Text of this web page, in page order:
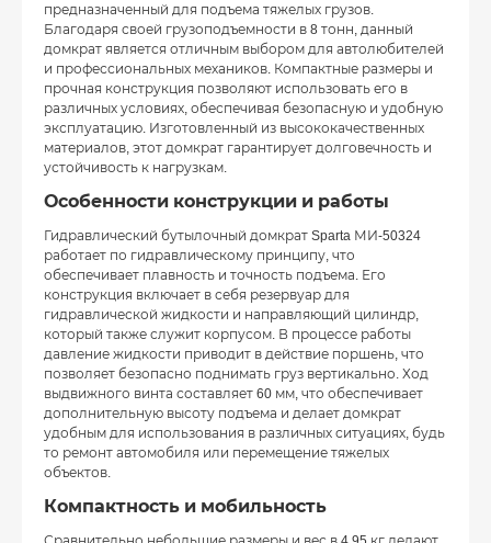
предназначенный для подъема тяжелых грузов.
Благодаря своей грузоподъемности в 8 тонн, данный
домкрат является отличным выбором для автолюбителей
и профессиональных механиков. Компактные размеры и
прочная конструкция позволяют использовать его в
различных условиях, обеспечивая безопасную и удобную
эксплуатацию. Изготовленный из высококачественных
материалов, этот домкрат гарантирует долговечность и
устойчивость к нагрузкам.
Особенности конструкции и работы
Гидравлический бутылочный домкрат Sparta МИ-50324
работает по гидравлическому принципу, что
обеспечивает плавность и точность подъема. Его
конструкция включает в себя резервуар для
гидравлической жидкости и направляющий цилиндр,
который также служит корпусом. В процессе работы
давление жидкости приводит в действие поршень, что
позволяет безопасно поднимать груз вертикально. Ход
выдвижного винта составляет 60 мм, что обеспечивает
дополнительную высоту подъема и делает домкрат
удобным для использования в различных ситуациях, будь
то ремонт автомобиля или перемещение тяжелых
объектов.
Компактность и мобильность